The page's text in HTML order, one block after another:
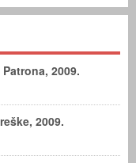
2009.
2009.